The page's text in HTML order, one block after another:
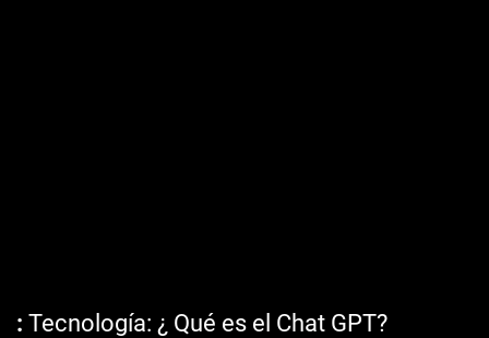
Tecnología: ¿ Qué es el Chat GPT?